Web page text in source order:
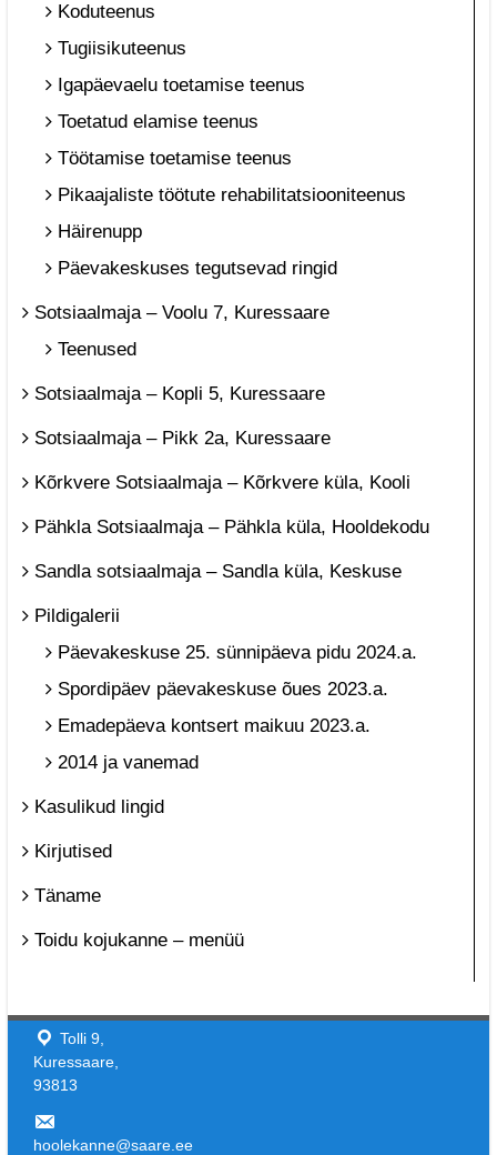
Koduteenus
Tugiisikuteenus
Igapäevaelu toetamise teenus
Toetatud elamise teenus
Töötamise toetamise teenus
Pikaajaliste töötute rehabilitatsiooniteenus
Häirenupp
Päevakeskuses tegutsevad ringid
Sotsiaalmaja – Voolu 7, Kuressaare
Teenused
Sotsiaalmaja – Kopli 5, Kuressaare
Sotsiaalmaja – Pikk 2a, Kuressaare
Kõrkvere Sotsiaalmaja – Kõrkvere küla, Kooli
Pähkla Sotsiaalmaja – Pähkla küla, Hooldekodu
Sandla sotsiaalmaja – Sandla küla, Keskuse
Pildigalerii
Päevakeskuse 25. sünnipäeva pidu 2024.a.
Spordipäev päevakeskuse õues 2023.a.
Emadepäeva kontsert maikuu 2023.a.
2014 ja vanemad
Kasulikud lingid
Kirjutised
Täname
Toidu kojukanne – menüü
Tolli 9,
Kuressaare,
93813
hoolekanne@saare.ee